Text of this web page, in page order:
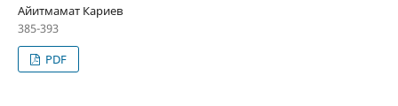
Айитмамат Кариев
385-393
PDF